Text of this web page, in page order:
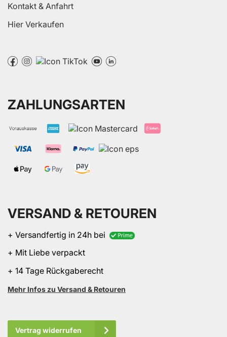
Kontakt & Anfahrt
Hier Verkaufen
ZAHLUNGSARTEN
VERSAND & RETOUREN
+ Versandfertig in 24h bei
+ Mit Liebe verpackt
+ 14 Tage Rückgaberecht
Mehr Infos zu Versand & Retouren
Vertrag widerrufen